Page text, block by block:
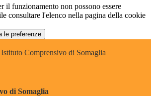
il funzionamento non possono essere
consultare l'elenco nella pagina della cookie
le preferenze
Istituto Comprensivo di Somaglia
di Somaglia